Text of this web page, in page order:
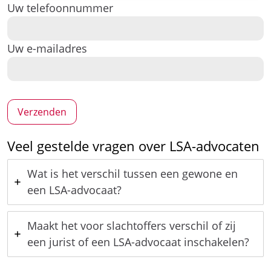
Uw telefoonnummer
Uw e-mailadres
Veel gestelde vragen over LSA-advocaten
Wat is het verschil tussen een gewone en
een LSA-advocaat?
Maakt het voor slachtoffers verschil of zij
een jurist of een LSA-advocaat inschakelen?